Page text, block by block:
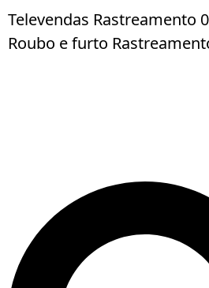
Televendas Rastreamento
Roubo e furto